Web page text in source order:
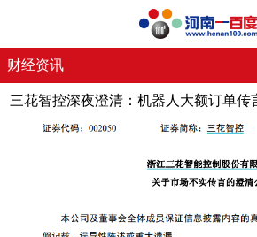
财经资讯
三花智控深夜澄清：机器人大额订单传